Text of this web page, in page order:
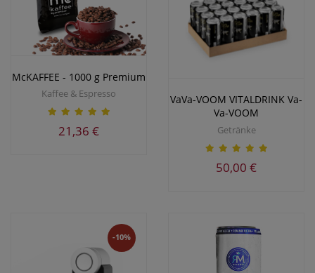
McKAFFEE - 1000 g Premium
Kaffee & Espresso
21,36 €
VaVa-VOOM VITALDRINK Va-
Va-VOOM
Getränke
50,00 €
-10%